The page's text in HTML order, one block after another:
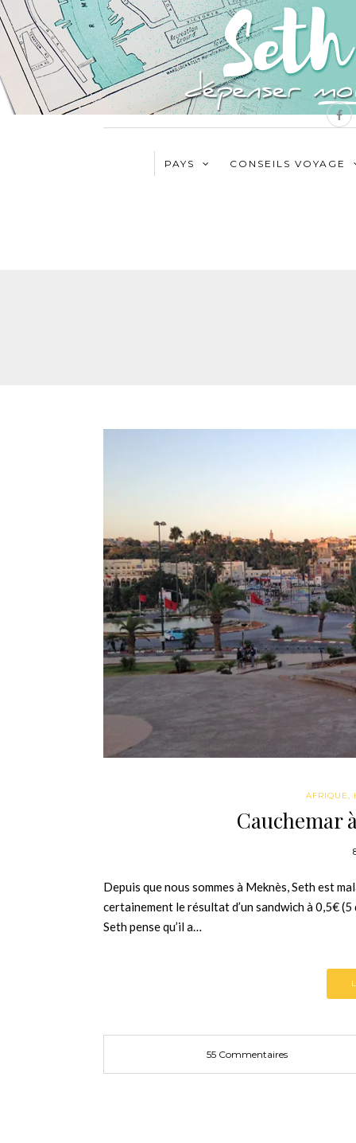
PAYS CONSEILS VOYAGE
AFRIQUE,
Cauchemar
Depuis que nous sommes à Meknès, Seth est
certainement le résultat d’un sandwich à 0,5€
Seth pense qu’il a…
55 Commentaires